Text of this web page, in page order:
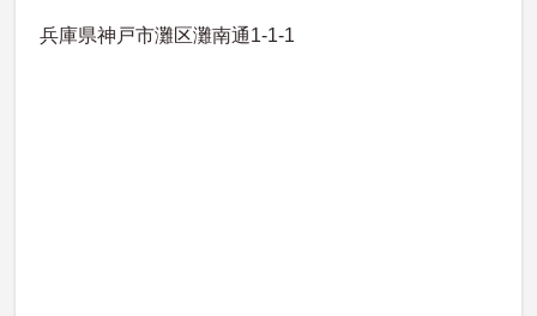
兵庫県神戸市灘区灘南通1-1-1